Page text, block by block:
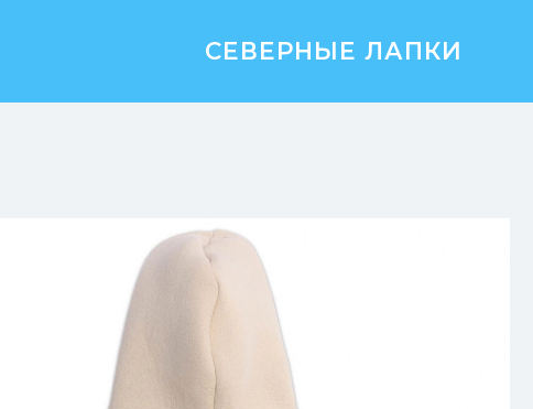
СЕВЕРНЫЕ ЛАПКИ